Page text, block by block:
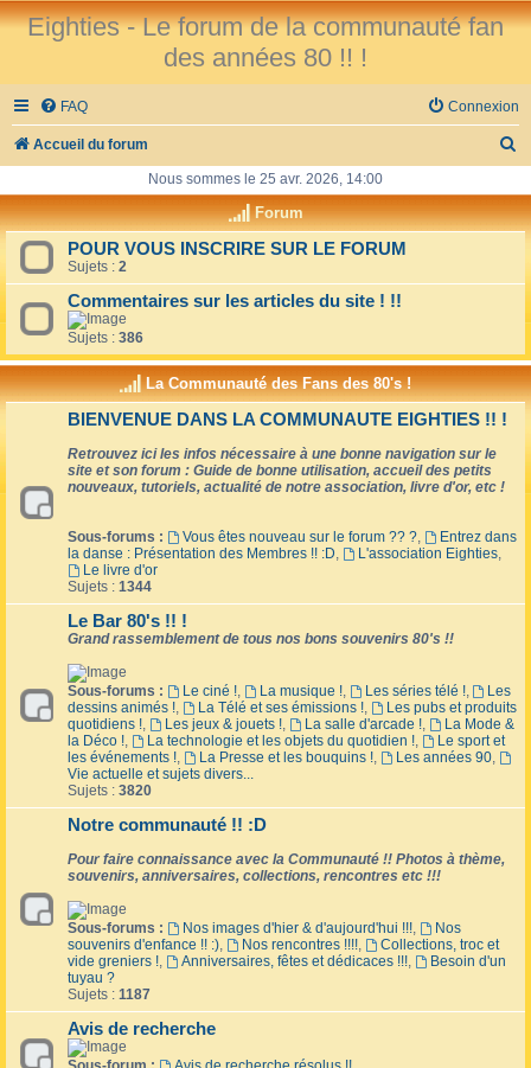
Eighties - Le forum de la communauté fan
des années 80 !! !
FAQ Connexion
Accueil du forum
h
h
e
Nous sommes le 25 avr. 2026, 14:00
Forum
POUR VOUS INSCRIRE SUR LE FORUM
Sujets : 2
Commentaires sur les articles du site ! !!
Sujets : 386
La Communauté des Fans des 80's !
BIENVENUE DANS LA COMMUNAUTE EIGHTIES !! !
Retrouvez ici les infos nécessaire à une bonne navigation sur le
site et son forum : Guide de bonne utilisation, accueil des petits
nouveaux, tutoriels, actualité de notre association, livre d'or, etc !
Sous-forums : Vous êtes nouveau sur le forum ?? ?,
Entrez dans
la danse : Présentation des Membres !! :D, L'association Eighties,
Le livre d'or
Sujets : 1344
Le Bar 80's !! !
Grand rassemblement de tous nos bons souvenirs 80's !!
Sous-forums : Le ciné !, La musique !, Les séries télé !,
Les
dessins animés !, La Télé et ses émissions !,
Les pubs et produits
quotidiens !, Les jeux & jouets !, La salle d'arcade !,
La Mode &
la Déco !, La technologie et les objets du quotidien !,
Le sport et
les événements !, La Presse et les bouquins !, Les années 90,
Vie actuelle et sujets divers...
Sujets : 3820
Notre communauté !! :D
Pour faire connaissance avec la Communauté !! Photos à thème,
souvenirs, anniversaires, collections, rencontres etc !!!
Sous-forums : Nos images d'hier & d'aujourd'hui !!!,
Nos
souvenirs d'enfance !! :), Nos rencontres !!!!,
Collections, troc et
vide greniers !, Anniversaires, fêtes et dédicaces !!!,
Besoin d'un
tuyau ?
Sujets : 1187
Avis de recherche